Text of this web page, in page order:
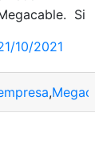
de Megacable
Si
10/2021
,